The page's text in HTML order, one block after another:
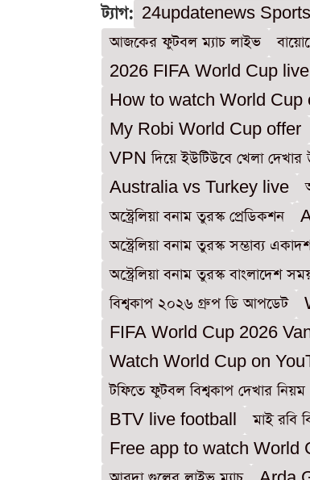
ট্যাগ: 24updatenews Sports
আজকের ফুটবল ম্যাচ লাইভ
2026 FIFA World Cup live
How to watch World Cup
My Robi World Cup offer
VPN দিয়ে ইউটিউবে খেলা দেখার
Australia vs Turkey live
অস্ট্রেলিয়া বনাম তুরস্ক প্রেডিকশন
অস্ট্রেলিয়া বনাম তুরস্ক সম্ভাব্য
অস্ট্রেলিয়া বনাম তুরস্ক বাংলাদেশ
বিশ্বকাপ ২০২৬ গ্রুপ ডি আপডেট
FIFA World Cup 2026
Watch World Cup on
টফিতে ফুটবল বিশ্বকাপ দেখার নিয়ম
BTV live football
মাই রবি
Free app to watch World